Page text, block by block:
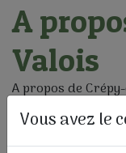
Vous avez le
A
Valois
A propos de